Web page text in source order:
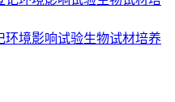
环境影响试验生物试材培养